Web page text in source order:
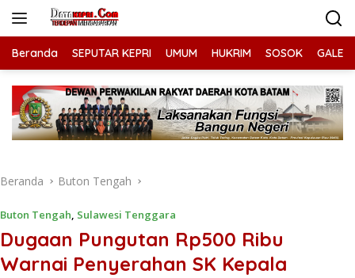
Beranda SEPUTAR KEPRI UMUM HUKRIM SOSOK
Beranda Buton Tengah
Buton Tengah, Sulawesi Tenggara
Dugaan Pungutan Rp500 Ribu
Warnai Penyerahan SK Kepala